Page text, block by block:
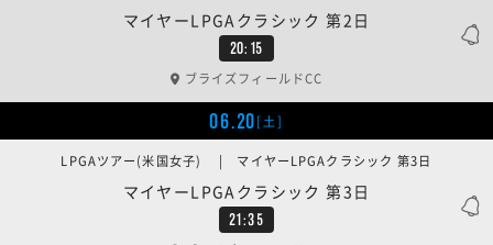
20:15
マイヤーLPGAクラシック 第2日
ブライズフィールドCC
06.20[土]
21:35
マイヤーLPGAクラシック 第3日
LPGAツアー(米国女子) | マイヤーLPGAクラシック 第3日